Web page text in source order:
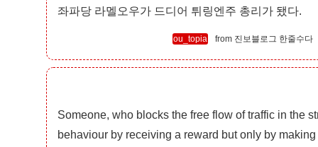
좌파당 라멜오우가 드디어 튀링엔주 총리가 됐다.
ou_topia 진보블로그 한줄수다
Someone, who blocks the free flow of traffic in the
behaviour by receiving a reward but only by